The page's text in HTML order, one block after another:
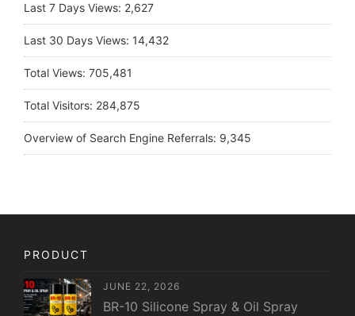
Last 7 Days Views: 2,627
Last 30 Days Views: 14,432
Total Views: 705,481
Total Visitors: 284,875
Overview of Search Engine Referrals: 9,345
PRODUCT
JUNE 22, 2026
BR-10 Silicone Spray & Oil Spray